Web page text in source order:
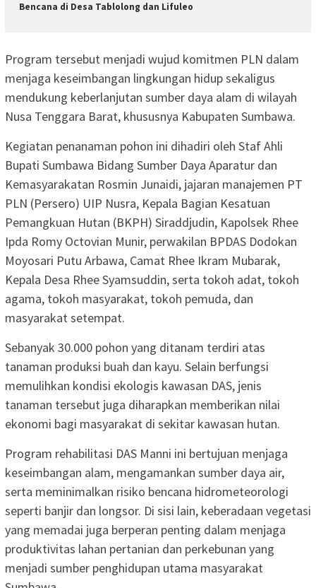
Bencana di Desa Tablolong dan Lifuleo
Program tersebut menjadi wujud komitmen PLN dalam
menjaga keseimbangan lingkungan hidup sekaligus
mendukung keberlanjutan sumber daya alam di wilayah
Nusa Tenggara Barat, khususnya Kabupaten Sumbawa.
Kegiatan penanaman pohon ini dihadiri oleh Staf Ahli
Bupati Sumbawa Bidang Sumber Daya Aparatur dan
Kemasyarakatan Rosmin Junaidi, jajaran manajemen PT
PLN (Persero) UIP Nusra, Kepala Bagian Kesatuan
Pemangkuan Hutan (BKPH) Siraddjudin, Kapolsek Rhee
Ipda Romy Octovian Munir, perwakilan BPDAS Dodokan
Moyosari Putu Arbawa, Camat Rhee Ikram Mubarak,
Kepala Desa Rhee Syamsuddin, serta tokoh adat, tokoh
agama, tokoh masyarakat, tokoh pemuda, dan
masyarakat setempat.
Sebanyak 30.000 pohon yang ditanam terdiri atas
tanaman produksi buah dan kayu. Selain berfungsi
memulihkan kondisi ekologis kawasan DAS, jenis
tanaman tersebut juga diharapkan memberikan nilai
ekonomi bagi masyarakat di sekitar kawasan hutan.
Program rehabilitasi DAS Manni ini bertujuan menjaga
keseimbangan alam, mengamankan sumber daya air,
serta meminimalkan risiko bencana hidrometeorologi
seperti banjir dan longsor. Di sisi lain, keberadaan vegetasi
yang memadai juga berperan penting dalam menjaga
produktivitas lahan pertanian dan perkebunan yang
menjadi sumber penghidupan utama masyarakat